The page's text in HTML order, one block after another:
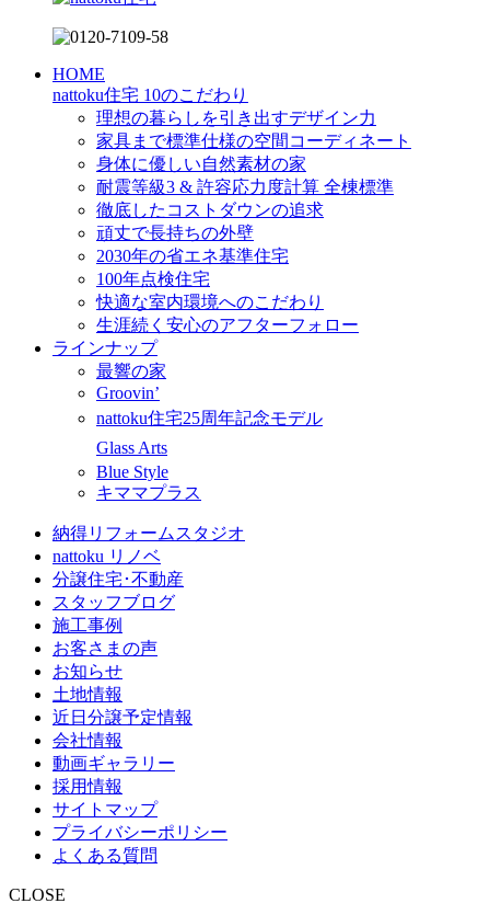
HOME
nattoku住宅 10のこだわり
理想の暮らしを引き出すデザイン力
家具まで標準仕様の空間コーディネート
身体に優しい自然素材の家
耐震等級3 & 許容応力度計算 全棟標準
徹底したコストダウンの追求
頑丈で長持ちの外壁
2030年の省エネ基準住宅
100年点検住宅
快適な室内環境へのこだわり
生涯続く安心のアフターフォロー
ラインナップ
最響の家
Groovin’
nattoku住宅25周年記念モデル
Glass Arts
Blue Style
キママプラス
納得リフォームスタジオ
nattoku リノベ
分譲住宅･不動産
スタッフブログ
施工事例
お客さまの声
お知らせ
土地情報
近日分譲予定情報
会社情報
動画ギャラリー
採用情報
サイトマップ
プライバシーポリシー
よくある質問
CLOSE